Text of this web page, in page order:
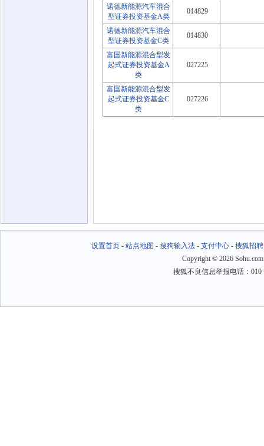
诺德新能源汽车混合
型证券投资基金A类
014829
诺德新能源汽车混合
型证券投资基金C类
014830
富国新能源混合型发
起式证券投资基金A
类
027225
富国新能源混合型发
起式证券投资基金C
类
027226
设置首页- 站点地图 - 搜狗输入法- 支付中心- 搜狐招聘
Copyright © 2026
搜狐不良信息举报电话：010